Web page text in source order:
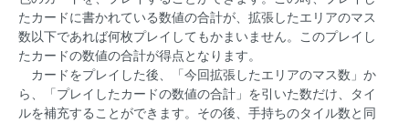
たカードに書かれている数値の合計が、拡張したエリアのマス
数以下であれば何枚プレイしてもかまいません。このプレイし
たカードの数値の合計が得点となります。
カードをプレイした後、「今回拡張したエリアのマス数」か
ら、「プレイしたカードの数値の合計」を引いた数だけ、タイ
ルを補充することができます。その後、手持ちのタイル数と同